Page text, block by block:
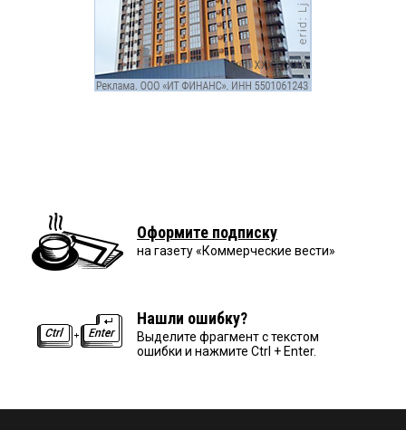
Оформите подписку
на газету «Коммерческие вести»
Нашли ошибку?
Выделите фрагмент с текстом
ошибки и нажмите Ctrl + Enter.